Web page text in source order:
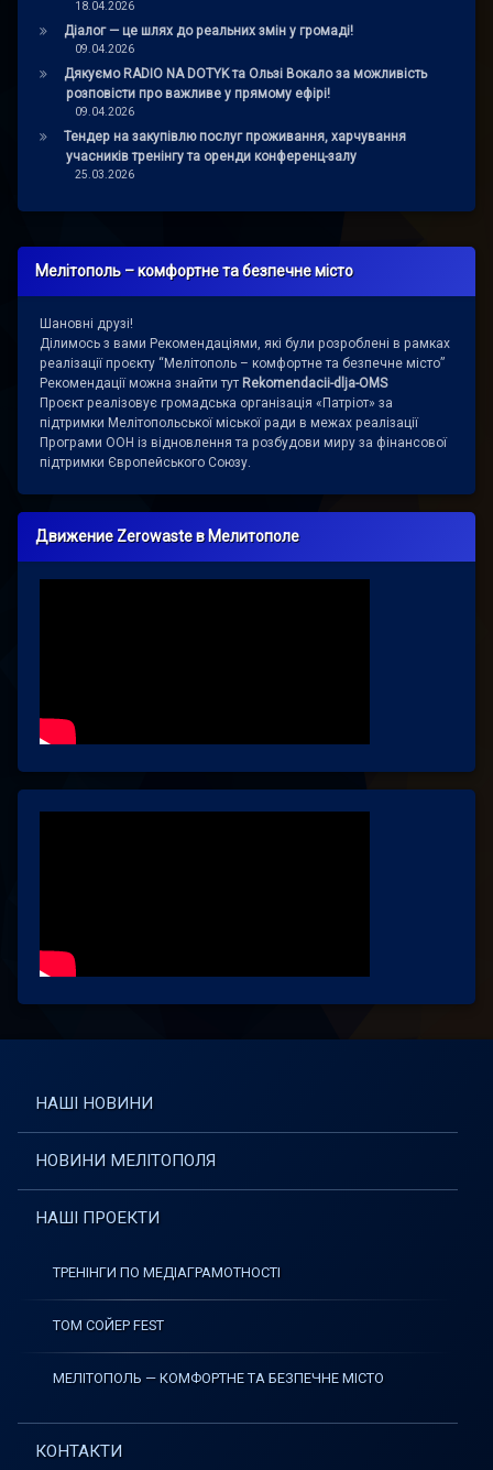
18.04.2026
Діалог — це шлях до реальних змін у громаді!
09.04.2026
Дякуємо RADIO NA DOTYK та Ользі Вокало за можливість
розповісти про важливе у прямому ефірі!
09.04.2026
Тендер на закупівлю послуг проживання, харчування
учасників тренінгу та оренди конференц-залу
25.03.2026
Мелітополь – комфортне та безпечне місто
Шановні друзі!
Ділимось з вами Рекомендаціями, які були розроблені в рамках
реалізації проєкту “Мелітополь – комфортне та безпечне місто”
Рекомендації можна знайти тут Rekomendacii-dlja-OMS
Проєкт реалізовує громадська організація «Патріот» за
підтримки Мелітопольської міської ради в межах реалізації
Програми ООН із відновлення та розбудови миру за фінансової
підтримки Європейського Союзу.
Движение Zerowaste в Мелитополе
НАШІ НОВИНИ
НОВИНИ МЕЛІТОПОЛЯ
НАШІ ПРОЕКТИ
ТРЕНІНГИ ПО МЕДІАГРАМОТНОСТІ
ТОМ СОЙЕР FEST
МЕЛІТОПОЛЬ — КОМФОРТНЕ ТА БЕЗПЕЧНЕ МІСТО
КОНТАКТИ